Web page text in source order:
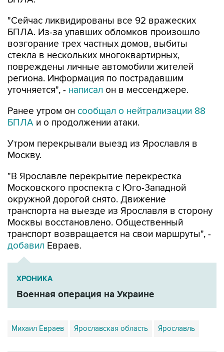
"Сейчас ликвидированы все 92 вражеских
БПЛА. Из-за упавших обломков произошло
возгорание трех частных домов, выбиты
стекла в нескольких многоквартирных,
повреждены личные автомобили жителей
региона. Информация по пострадавшим
уточняется", - написал он в мессенджере.
Ранее утром он сообщал о нейтрализации 88
БПЛА и о продолжении атаки.
Утром перекрывали выезд из Ярославля в
Москву.
"В Ярославле перекрытие перекрестка
Московского проспекта с Юго-Западной
окружной дорогой снято. Движение
транспорта на выезде из Ярославля в сторону
Москвы восстановлено. Общественный
транспорт возвращается на свои маршруты", -
добавил Евраев.
ХРОНИКА
Военная операция на Украине
Михаил Евраев Ярославская область Ярославль